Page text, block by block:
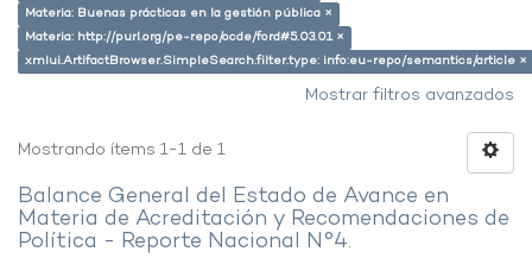
Materia: Buenas prácticas en la gestión pública ×
Materia: http://purl.org/pe-repo/ocde/ford#5.03.01 ×
xmlui.ArtifactBrowser.SimpleSearch.filter.type: info:eu-repo/semantics/article ×
Mostrar filtros avanzados
Mostrando ítems 1-1 de 1
Balance General del Estado de Avance en
Materia de Acreditación y Recomendaciones de
Política - Reporte Nacional N°4.